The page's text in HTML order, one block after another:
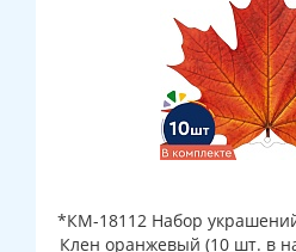
*КМ-18112 Набор
Клен оранжевый (10 шт. в